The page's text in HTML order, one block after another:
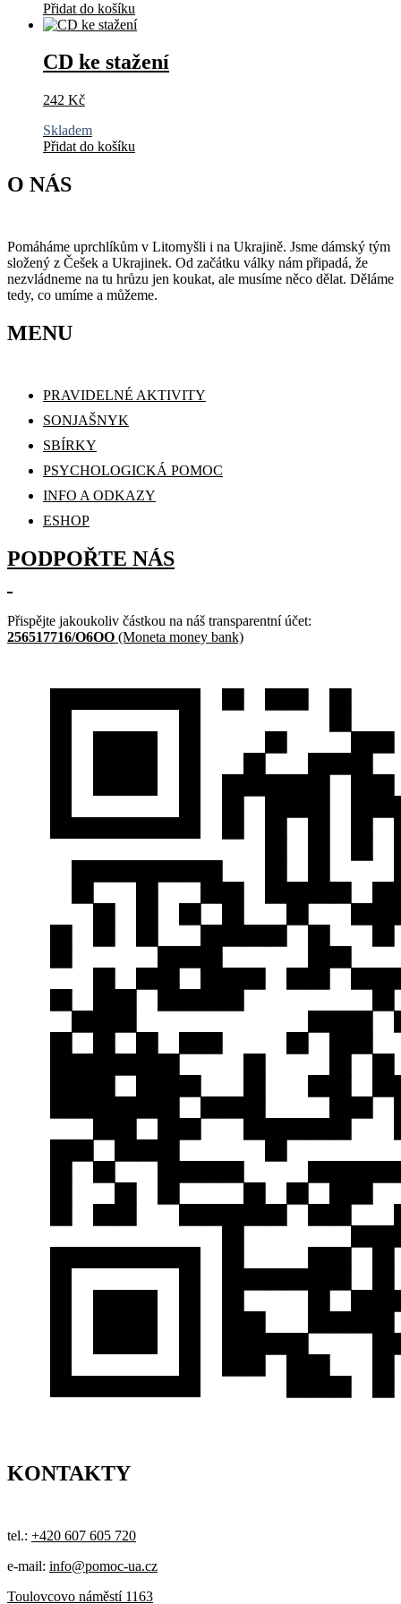
Přidat do košíku
CD ke stažení
242 Kč
Skladem
Přidat do košíku
O NÁS
Pomáháme uprchlíkům v Litomyšli i na Ukrajině. Jsme dámský tým
složený z Češek a Ukrajinek. Od začátku války nám připadá, že
nezvládneme na tu hrůzu jen koukat, ale musíme něco dělat. Děláme
tedy, co umíme a můžeme.
MENU
PRAVIDELNÉ AKTIVITY
SONJAŠNYK
SBÍRKY
PSYCHOLOGICKÁ POMOC
INFO A ODKAZY
ESHOP
PODPOŘTE NÁS
Přispějte jakoukoliv částkou na náš transparentní účet:
256517716/O6OO (Moneta money bank)
KONTAKTY
tel.: +420 607 605 720
e-mail: info@pomoc-ua.cz
Toulovcovo náměstí 1163